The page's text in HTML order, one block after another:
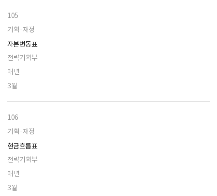
105
기획·재정
자본변동표
전략기획부
매년
3월
106
기획·재정
현금흐름표
전략기획부
매년
3월